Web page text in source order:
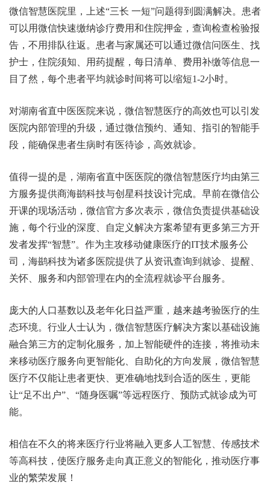
微信智慧医院里，上述“三长 一短”问题得到圆满解决。患者
可以用微信快速缴纳诊疗费用和住院押金，查询检查检验报
告，不用排队往返。患者与家属还可以通过微信问医生、找
护士，住院须知、用药提醒，每日清单、费用补缴等信息一
目了然，每个患者平均就诊时间将可以缩短1-2小时。
对湖南省直中医医院来说，微信智慧医疗的高效也可以引发
医院内部管理的升级，通过微信预约、通知、指引的智能手
段，能确保患者生病时有医待诊，高效就诊。
值得一提的是，湖南省直中医医院的微信智慧医疗均由第三
方服务提供商海鹚科技与创星科技设计完成。早前在微信公
开课的现场活动，微信官方多次表示，微信负责提供基础设
施，每个行业的深度、自定义解决方案希望有更多第三方开
发者发挥“智慧”。作为主攻移动健康医疗的IT技术服务公
司，海鹚科技为诸多医院提供了从资讯查询到就诊、提醒、
关怀、服务和内部管理在内的全流程就诊平台服务。
庞大的人口基数以及老年化日益严重，越来越考验医疗的生
态环境。行业人士认为，微信智慧医疗解决方案以基础设施
融合第三方的定制化服务，加上智能硬件的连接，将推动未
来移动医疗服务向更智能化、自助化的方向发展，微信智慧
医疗不仅能让患者更快、更准确地找到合适的医生，更能
让“足不出户”、“随身医嘱”等远程医疗、预防式就诊成为可
能。
相信在不久的将来医疗行业将融入更多人工智慧、传感技术
等高科技，使医疗服务走向真正意义的智能化，推动医疗事
业的繁荣发展！